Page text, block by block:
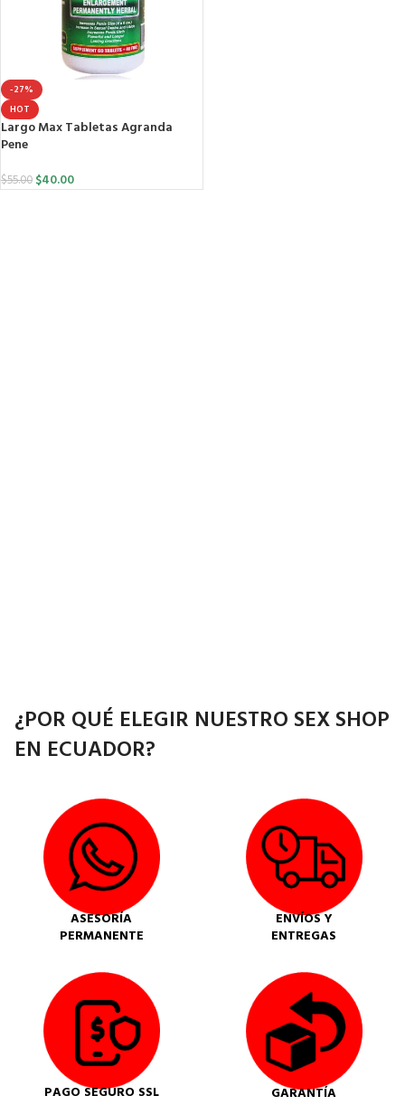
-27%
HOT
Largo Max Tabletas Agranda
Pene
$55.00 $40.00
¿POR QUÉ ELEGIR NUESTRO SEX SHOP
EN ECUADOR?
ASESORÍA
PERMANENTE
ENVÍOS Y
ENTREGAS
PAGO SEGURO SSL GARANTÍA